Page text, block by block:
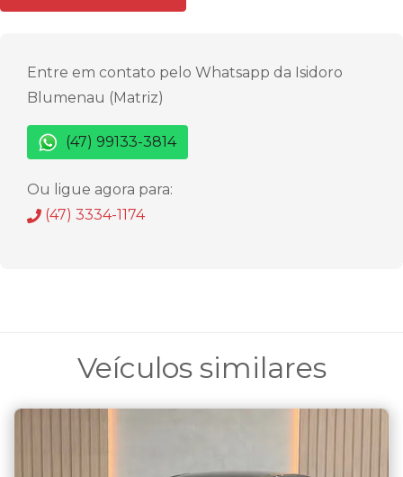
Entre em contato pelo Whatsapp da Isidoro
Blumenau (Matriz)
(47) 99133-3814
Ou ligue agora para:
(47) 3334-1174
Veículos similares